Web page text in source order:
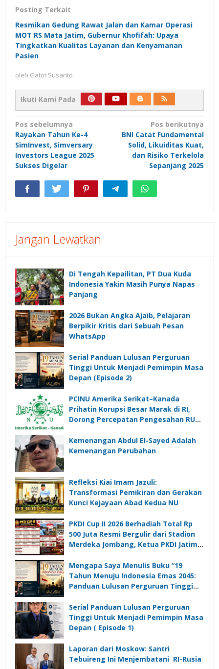
Posting Terkait
Resmikan Gedung Rawat Jalan dan Kamar Operasi
MOT RS Mata Jatim, Gubernur Khofifah: Upaya
Tingkatkan Kualitas Layanan dan Kenyamanan
Pasien
oleh Gatot Susanto
Ikuti Kami Pada
Navigasi
pos
Pos sebelumnya
Rayakan Tahun Ke-4
SimInvest, Simversary
Investors League 2025
Sukses Digelar
Pos berikutnya
BNI Catat Fundamental
Solid, Likuiditas Kuat,
dan Risiko Terkelola
Sepanjang 2025
Jangan Lewatkan
Di Tengah Kepailitan, PT Dua Kuda
Indonesia Yakin Masih Punya Napas
Panjang
2026 Bukan Angka Ajaib, Pelajaran
Berpikir Kritis dari Sebuah Pesan
WhatsApp
Serial Panduan Lulusan Perguruan
Tinggi Untuk Menjadi Pemimpin Masa
Depan (Episode 2)
PCINU Amerika Serikat–Kanada
Prihatin Korupsi Besar Marak di RI,
Dorong Percepatan Pengesahan RUU
Kemenangan Abdul El-Sayed Adalah
Kemenangan Perubahan
Refleksi Kiai Imam Jazuli:
Transformasi Pemikiran dan Gerakan
Kunci Kejayaan Abad Kedua NU
PKDI Cup II 2026 Berhadiah Total Rp
500 Juta Resmi Bergulir dari Stadion
Merdeka Jombang, Ketua PKDI Jatim:
Komunikasi Kades untuk Memajukan
Desa
Mengapa Saya Menulis Buku “19
Tahun Menuju Indonesia Emas 2045:
Panduan Lulusan Perguruan Tinggi
Depan”?
Serial Panduan Lulusan Perguruan
Tinggi Untuk Menjadi Pemimpin Masa
Depan ( Episode 1)
Laporan dari Moskow: Santri
Tebuireng Ini Menjembatani RI-Rusia